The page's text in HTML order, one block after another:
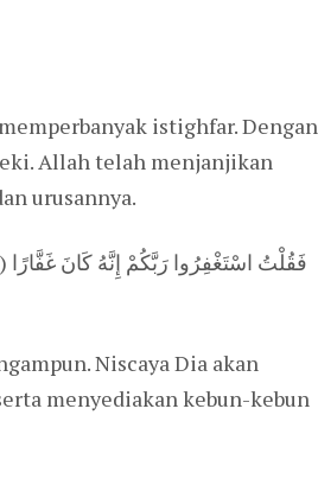
istighfar. Dengan
Allah telah menjanjikan
urusannya.
Niscaya Dia akan
menyediakan kebun-kebun